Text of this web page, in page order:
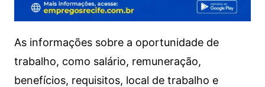
As informações sobre a oportunidade de
trabalho, como salário, remuneração,
benefícios, requisitos, local de trabalho e